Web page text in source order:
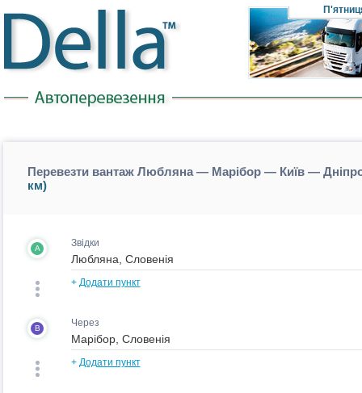
Перевезти вантаж Любляна — Марібор — Київ —
км)
A Звідки
+ Додати пункт
B Через
+ Додати пункт